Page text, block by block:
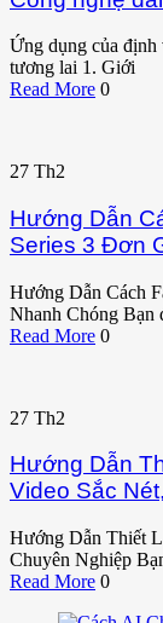
Ứng dụng của định
tương lai 1. Giới
Read More 0
27 Th2
Hướng Dẫn
Series 3 Đơn
Hướng Dẫn Cách
Nhanh Chóng Bạn
Read More 0
27 Th2
Hướng Dẫn
Video Sắc
Hướng Dẫn Thiết
Chuyên Nghiệp
Read More 0